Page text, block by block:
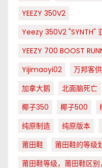
YEEZY 350V2
Yeezy 350V2 "SYNTH"
YEEZY 700 BOOST
Yijimaoyi02
万邦客
加拿大鹅
北面脑死亡
椰子350
椰子500
纯原制造
纯原版本
莆田鞋
莆田鞋的等级
莆田鞋等级，莆田鞋区别